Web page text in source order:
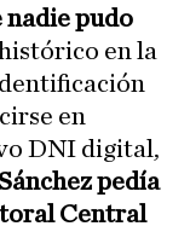
nadie pudo
en la
en
DNI digital,
pedía
Central